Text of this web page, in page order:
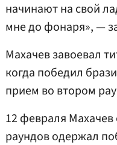
начинают на свой
мне до фонаря», —
Махачев завоевал
когда победил
прием во втором
12 февраля
раундов одержал